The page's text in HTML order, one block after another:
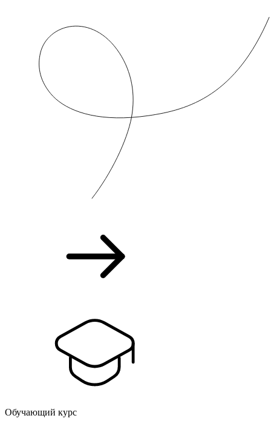
Обучающий курс